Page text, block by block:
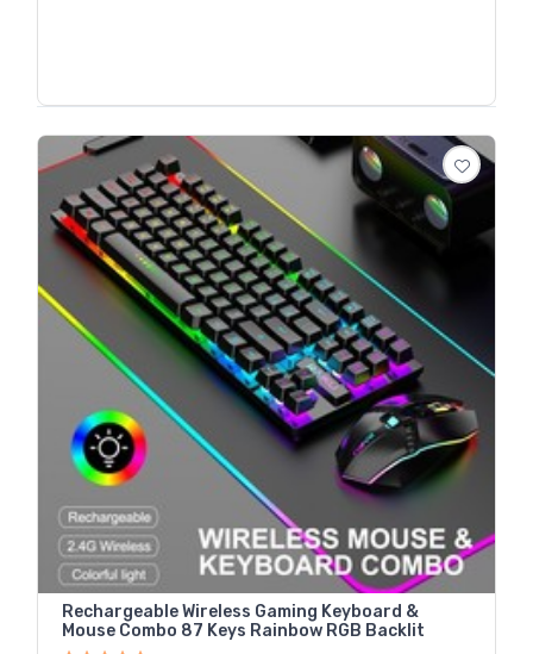
Rechargeable Wireless Gaming Keyboard &
Mouse Combo 87 Keys Rainbow RGB Backlit